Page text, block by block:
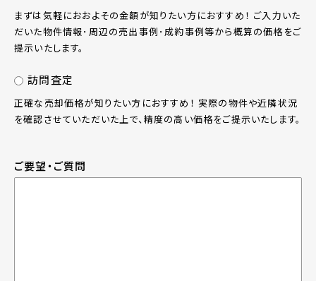
まずは気軽におおよその金額が知りたい方におすすめ！ ご入力いた
だいた物件情報･周辺の売出事例･成約事例等から概算の価格をご
提示いたします。
訪問査定
正確な売却価格が知りたい方におすすめ！ 実際の物件や近隣状況
を確認させていただいた上で、精度の高い価格をご提示いたします。
ご要望・ご質問